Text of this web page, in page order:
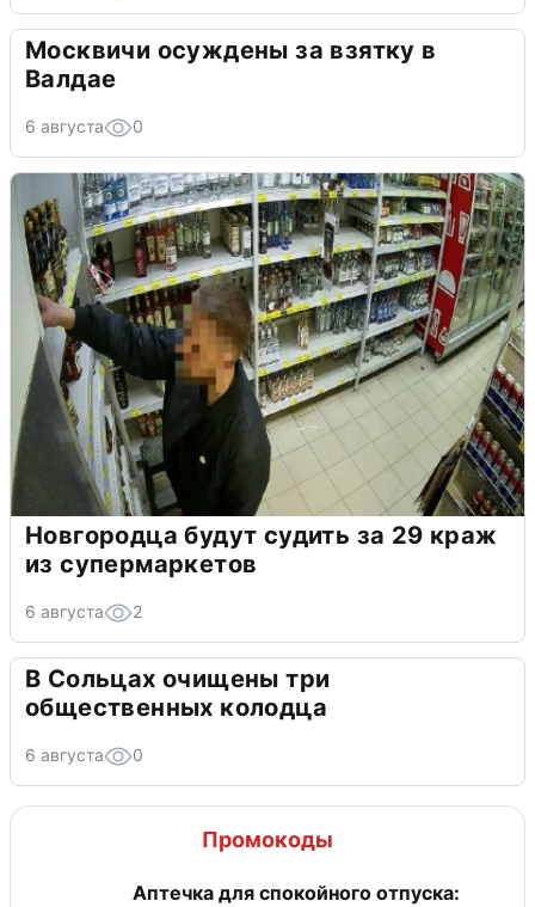
Москвичи осуждены за взятку в
Валдае
6 августа 0
Новгородца будут судить за 29 краж
из супермаркетов
6 августа 2
В Сольцах очищены три
общественных колодца
6 августа 0
Промокоды
Аптечка для спокойного отпуска: